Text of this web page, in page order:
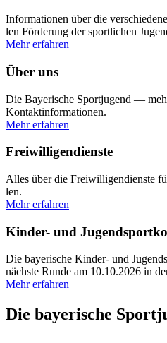
Infor­ma­tio­nen über die
len För­de­rung der sport­li­chen
Mehr erfah­ren
Über uns
Die Baye­ri­sche Sport­ju­gend —
Kon­takt­in­for­ma­tio­nen.
Mehr erfah­ren
Freiwilligen­dienste
Alles über die Frei­wil­li­gen­dienste
len.
Mehr erfah­ren
Kin­der- und
Die baye­ri­sche Kin­der- und
nächste Runde am 10.10.2026 in
Mehr erfah­ren
Die baye­ri­sche